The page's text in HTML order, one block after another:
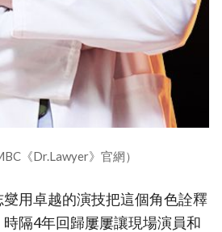
《Dr.Lawyer》官網）
用卓越的演技把這個角色詮釋
隔4年回歸屢屢讓現場演員和